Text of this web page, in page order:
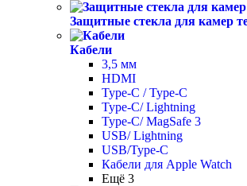
Защитные стекла для камер
Кабели
3,5 мм
HDMI
Type-C / Type-C
Type-C/ Lightning
Type-C/ MagSafe 3
USB/ Lightning
USB/Type-C
Кабели для Apple Watch
Ещё 3